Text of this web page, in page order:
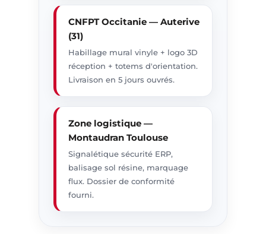
CNFPT Occitanie — Auterive
(31)
Habillage mural vinyle + logo 3D
réception + totems d'orientation.
Livraison en 5 jours ouvrés.
Zone logistique —
Montaudran Toulouse
Signalétique sécurité ERP,
balisage sol résine, marquage
flux. Dossier de conformité
fourni.